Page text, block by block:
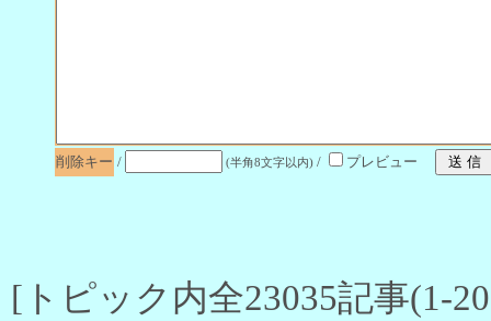
削除キー / (半角8文字以内) / プレビュー
[トピック内全23035記事(1-